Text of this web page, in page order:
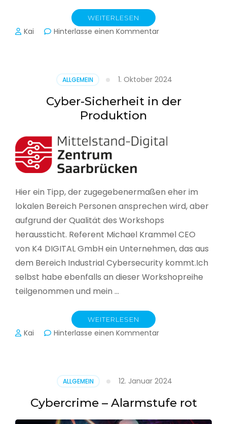
WEITERLESEN
Kai Hinterlasse einen Kommentarzu
seinen
Lagebericht
zur
in
Deutschland
ALLGEMEIN 1. Oktober 2024
Cyber-Sicherheit in der
Produktion
Hier ein Tipp, der zugegebenermaßen eher im
lokalen Bereich Personen ansprechen wird, aber
aufgrund der Qualität des Workshops
heraussticht. Referent Michael Krammel CEO
von K4 DIGITAL GmbH ein Unternehmen, das aus
dem Bereich Industrial Cybersecurity kommt.Ich
selbst habe ebenfalls an dieser Workshopreihe
teilgenommen und mein …
WEITERLESEN
Kai Hinterlasse einen Kommentarzu
Produktion
ALLGEMEIN 12. Januar 2024
Cybercrime – Alarmstufe rot